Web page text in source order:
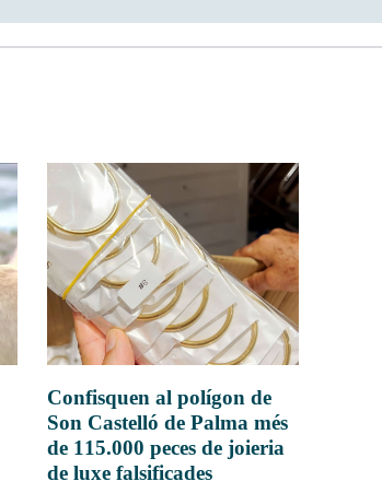
Confisquen al polígon de
Son Castelló de Palma més
de 115.000 peces de joieria
de luxe falsificades